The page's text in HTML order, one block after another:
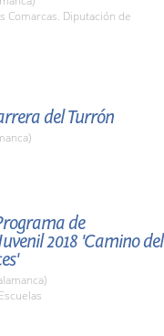
Comarcas. Diputación de
del Turrón
de
2018 'Camino del